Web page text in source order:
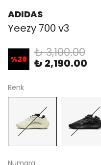
ADIDAS
Yeezy 700 v3
%29 ₺ 3,100.00
₺ 2,190.00
Renk
Numara